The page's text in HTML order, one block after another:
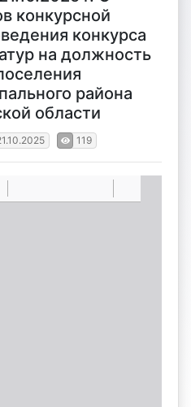
конкурсной
конкурса
на должность
района
области
119